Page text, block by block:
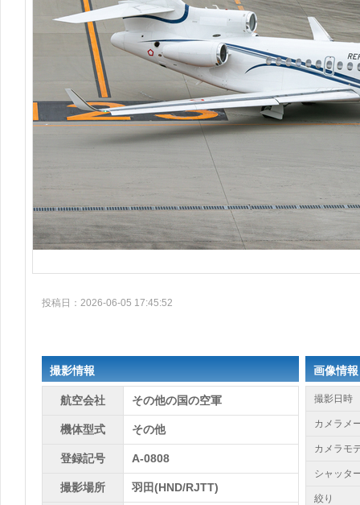
投稿日：2026-06-05 17:45:52
撮影情報
航空会社 その他の国の空軍
機体型式 その他
登録記号 A-0808
撮影場所 羽田(HND/RJTT)
画像情報
撮影日時
カメラメ
カメラモ
シャッタ
絞り